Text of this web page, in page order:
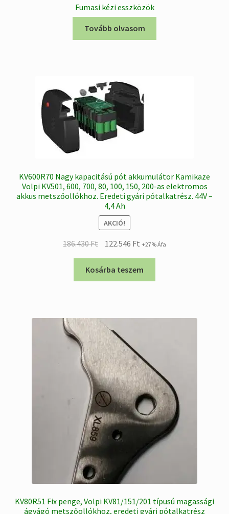
Fumasi kézi esszközök
Tovább olvasom
KV600R70 Nagy kapacitású pót akkumulátor Kamikaze
Volpi KV501, 600, 700, 80, 100, 150, 200-as elektromos
akkus metszőollókhoz. Eredeti gyári pótalkatrész. 44V –
4,4 Ah
AKCIÓ!
186.430Ft
Original
price
was:
186.430 Ft.
122.546 FtCurrent
price
is:
122.546 Ft.
+27% Áfa
Kosárba teszem
KV80R51 Fix penge, Volpi KV81/151/201 típusú magassági
ágvágó metszőollókhoz, eredeti gyári pótalkatrész